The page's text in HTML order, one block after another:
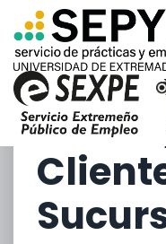
12/01/2026 -